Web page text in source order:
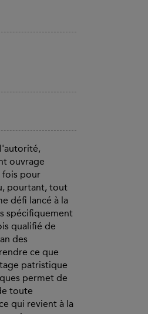
ouvrage
fois pour
pourtant, tout
défi lancé à la
spécifiquement
qualifié de
des
ce que
patristique
permet de
toute
qui revient à la